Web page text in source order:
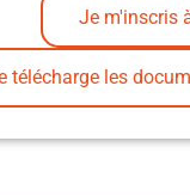
Je m'inscris
télécharge les